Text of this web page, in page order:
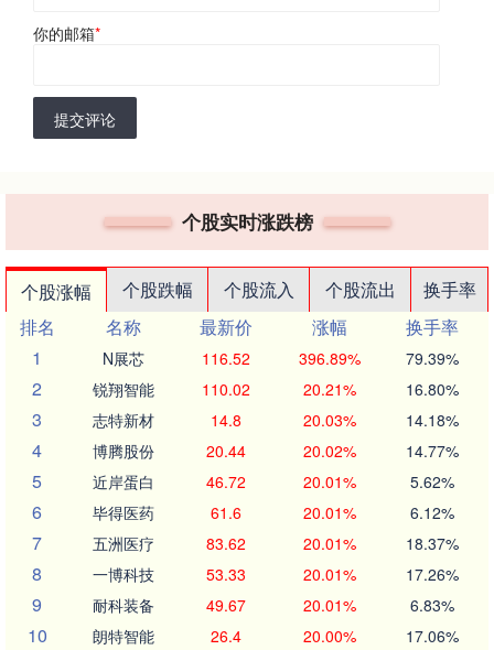
你的邮箱*
提交评论
个股实时涨跌榜
个股涨幅 个股跌幅 个股流入 个股流出
换手率
排名
名称 最新价 涨幅
换手率
1
N展芯 116.52 396.89% 79.39%
2 锐翔智能 110.02 20.21% 16.80%
3 志特新材 14.8 20.03% 14.18%
4 博腾股份 20.44 20.02% 14.77%
5 近岸蛋白 46.72 20.01% 5.62%
6 毕得医药 61.6 20.01% 6.12%
7 五洲医疗 83.62 20.01% 18.37%
8 一博科技 53.33 20.01% 17.26%
9 耐科装备 49.67 20.01% 6.83%
10 朗特智能 26.4 20.00% 17.06%